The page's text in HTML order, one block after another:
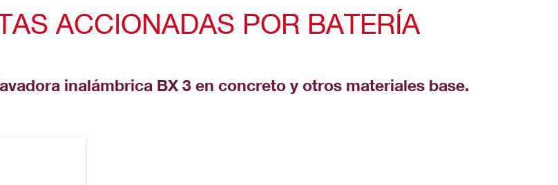
ACCIONADAS POR BATERÍA
inalámbrica BX 3 en concreto y otros materiales base.